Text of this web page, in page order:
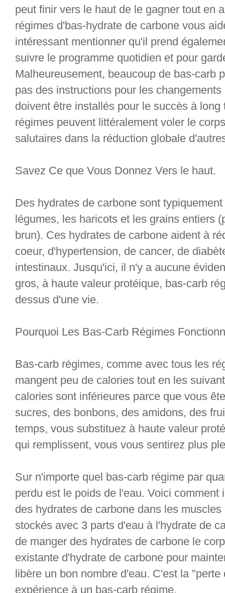
peut finir vers le haut de le gagner tout en
régimes d'bas-hydrate de carbone vous
intéressant mentionner qu'il prend
suivre le programme quotidien et pour
Malheureusement, beaucoup de bas-carb
pas des instructions pour les
doivent être installés pour le succès à
régimes peuvent littéralement voler le
salutaires dans la réduction globale
Savez Ce que Vous Donnez Vers le haut.
Des hydrates de carbone sont
légumes, les haricots et les grains entiers
brun). Ces hydrates de carbone aident à
coeur, d'hypertension, de cancer, de
intestinaux. Jusqu'ici, il n'y a aucune
gros, à haute valeur protéique, bas-carb
dessus d'une vie.
Pourquoi Les Bas-Carb Régimes
Bas-carb régimes, comme avec tous les
mangent peu de calories tout en les
calories sont inférieures parce que vous
sucres, des bonbons, des amidons, des
temps, vous substituez à haute valeur
qui remplissent, vous vous sentirez plus
Sur n'importe quel bas-carb régime par
perdu est le poids de l'eau. Voici
des hydrates de carbone dans les
stockés avec 3 parts d'eau à l'hydrate de
de manger des hydrates de carbone le
existante d'hydrate de carbone pour
libère un bon nombre d'eau. C'est la
expérience à un bas-carb régime.